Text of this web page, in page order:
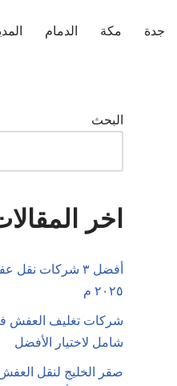
جدة مكة الدمام
البحث
اخر
أفضل ٣ شركات
٢٠٢٥ م
شركات تغليف العفش
شامل لاختيار الأفضل
صقر الخليج لنقل